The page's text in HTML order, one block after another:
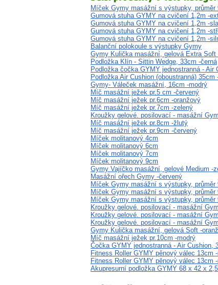
Míček Gymy masážní s výstupky, průměr
Gumová stuha GYMY na cvičení 1,2m -
Gumová stuha GYMY na cvičení 1,2m -
Gumová stuha GYMY na cvičení 1,2m -
Gumová stuha GYMY na cvičení 1,2m -
Balanční polokoule s výstupky Gymy
Gymy Kulička masážní, gelová Extra Soft
Podložka Klín - Sittin Wedge, 33cm -černá
Podložka čočka GYMY jednostranná - Air
Podložka Air Cushion (oboustranná) 35cm
Gymy- Váleček masážní, 16cm -modrý
Míč masážní ježek pr.5 cm -červený
Míč masážní ježek pr.6cm -oranžový
Míč masážní ježek pr.7cm -zelený
Kroužky gelové. posilovací - masážní
Míč masážní ježek pr.8cm -žlutý
Míč masážní ježek pr.9cm -červený
Míček molitanový 4cm
Míček molitanový 6cm
Míček molitanový 7cm
Míček molitanový 9cm
Gymy Vajíčko masážní, gelové Medium -
Masážní ořech Gymy -červený
Míček Gymy masážní s výstupky, průměr
Míček Gymy masážní s výstupky, průměr
Míček Gymy masážní s výstupky, průměr
Kroužky gelové. posilovací - masážní
Kroužky gelové. posilovací - masážní
Kroužky gelové. posilovací - masážní
Gymy Kulička masážní, gelová Soft -
Míč masážní ježek pr.10cm -modrý
Čočka GYMY jednostranná - Air Cushion,
Fitness Roller GYMY pěnový válec
Fitness Roller GYMY pěnový válec
Akupresurní podložka GYMY 68 x 42 x